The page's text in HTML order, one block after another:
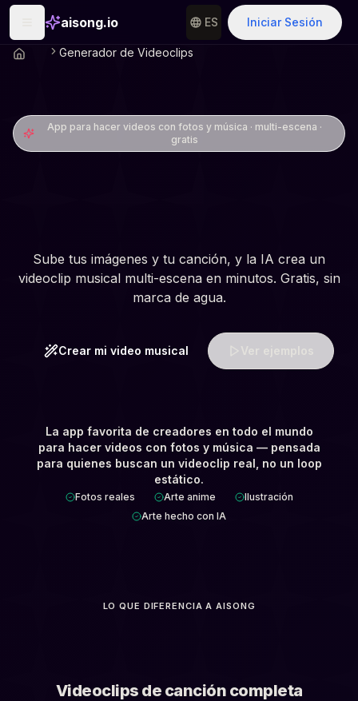
aisong.io ES Iniciar Sesión
Generador de Videoclips
App para hacer videos con fotos y música · multi-escena ·
gratis
Sube tus imágenes y tu canción, y la IA crea un
videoclip musical multi-escena en minutos. Gratis, sin
marca de agua.
Crear mi video musical
La app favorita de creadores en todo el mundo
para hacer videos con fotos y música — pensada
para quienes buscan un videoclip real, no un loop
estático.
Fotos reales Arte anime
Ilustración
Arte hecho con IA
LO QUE DIFERENCIA A AISONG
Videoclips de canción completa